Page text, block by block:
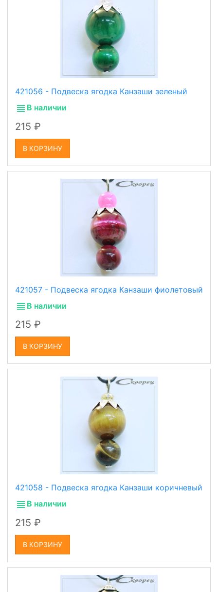
421056 - Подвеска ягодка Канзаши зеленый
В наличии
215
В КОРЗИНУ
421057 - Подвеска ягодка Канзаши фиолетовый
В наличии
215
В КОРЗИНУ
421058 - Подвеска ягодка Канзаши коричневый
В наличии
215
В КОРЗИНУ